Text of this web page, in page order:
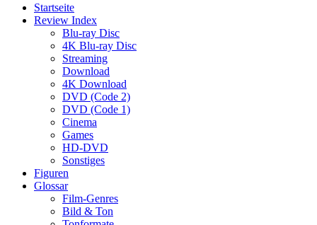
Startseite
Review Index
Blu-ray Disc
4K Blu-ray Disc
Streaming
Download
4K Download
DVD (Code 2)
DVD (Code 1)
Cinema
Games
HD-DVD
Sonstiges
Figuren
Glossar
Film-Genres
Bild & Ton